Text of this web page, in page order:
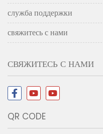
служба поддержки
свяжитесь с нами
СВЯЖИТЕСЬ С НАМИ
QR CODE